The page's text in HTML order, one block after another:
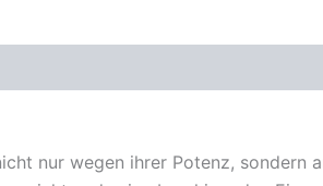
nur wegen ihrer Potenz, sondern